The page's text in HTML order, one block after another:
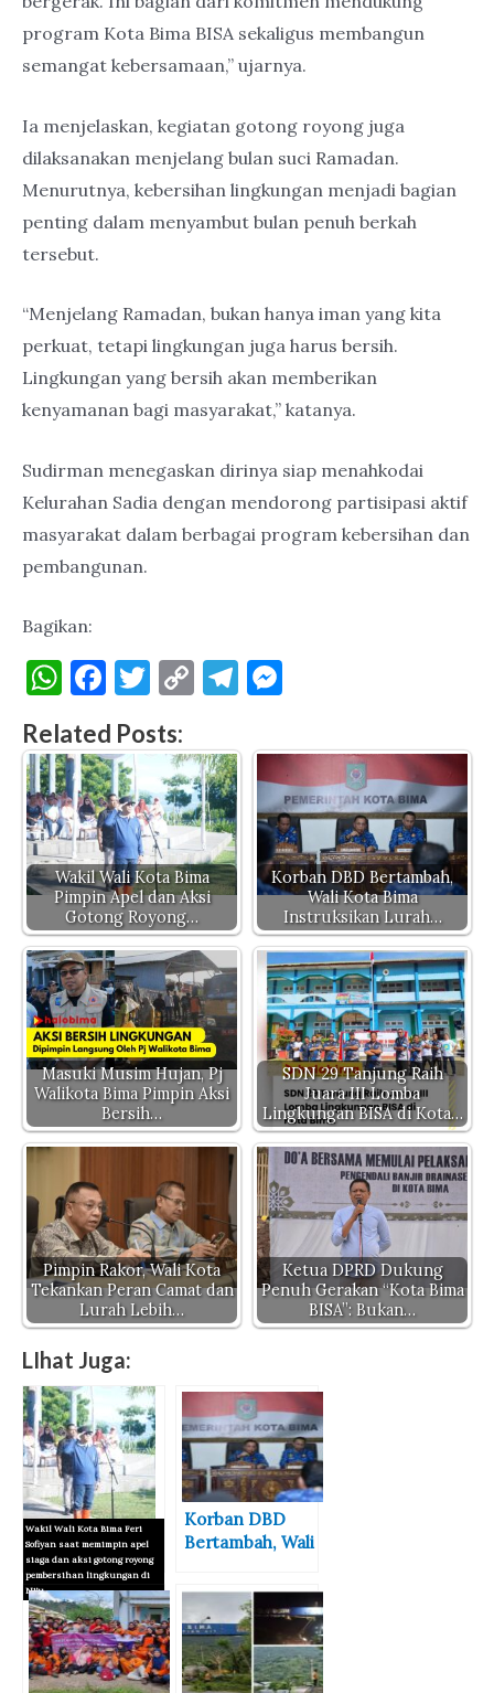
program Kota Bima BISA sekaligus membangun
semangat kebersamaan,” ujarnya.
Ia menjelaskan, kegiatan gotong royong juga
dilaksanakan menjelang bulan suci Ramadan.
Menurutnya, kebersihan lingkungan menjadi bagian
penting dalam menyambut bulan penuh berkah
tersebut.
“Menjelang Ramadan, bukan hanya iman yang kita
perkuat, tetapi lingkungan juga harus bersih.
Lingkungan yang bersih akan memberikan
kenyamanan bagi masyarakat,” katanya.
Sudirman menegaskan dirinya siap menahkodai
Kelurahan Sadia dengan mendorong partisipasi aktif
masyarakat dalam berbagai program kebersihan dan
pembangunan.
Bagikan:
W
h
at
s
A
p
p
F
a
c
e
b
o
o
k
T
w
it
te
r
C
p
y
Li
n
k
T
e
gr
m
se
n
g
er
Related Posts:
Wakil Wali Kota Bima
Pimpin Apel dan Aksi
Gotong Royong…
Korban DBD Bertambah,
Wali Kota Bima
Instruksikan Lurah…
Masuki Musim Hujan, Pj
Walikota Bima Pimpin Aksi
Bersih…
SDN 29 Tanjung Raih
Juara III Lomba
Lingkungan BISA di Kota…
Pimpin Rakor, Wali Kota
Tekankan Peran Camat dan
Lurah Lebih…
Ketua DPRD Dukung
Penuh Gerakan “Kota Bima
BISA”: Bukan…
LIhat Juga:
Wakil Wali Kota Bima Feri
Sofiyan saat memimpin apel
siaga dan aksi gotong royong
pembersihan lingkungan di
Ni'u
Wakil Wali Kota
Bima Pimpin
Apel dan Aksi
Korban DBD
Bertambah, Wali
Instruksikan
Lurah
Gencarkan
Gotong Royong